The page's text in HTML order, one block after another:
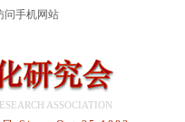
问手机网站
ASSOCIATION